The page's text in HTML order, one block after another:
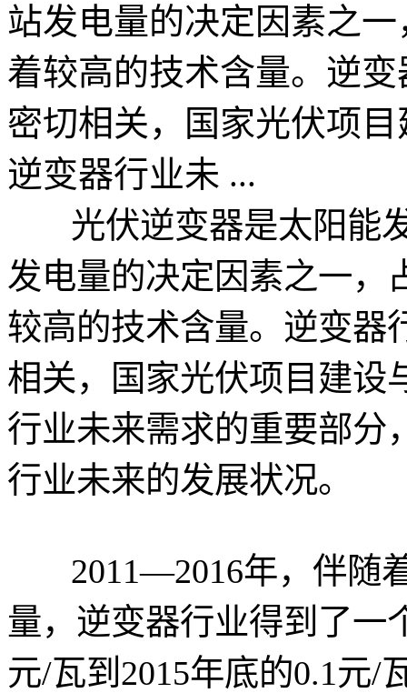
站发电量的决定因素之
着较高的技术含量。逆
密切相关，国家光伏项
逆变器行业未 ...
光伏逆变器是太阳能发
发电量的决定因素之一
较高的技术含量。逆变器
相关，国家光伏项目建设
行业未来需求的重要部分
行业未来的发展状况。
2011—2016年，伴随
量，逆变器行业得到了一
元/瓦到2015年底的0.1元/